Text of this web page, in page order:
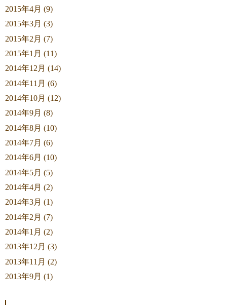
2015年4月 (9)
2015年3月 (3)
2015年2月 (7)
2015年1月 (11)
2014年12月 (14)
2014年11月 (6)
2014年10月 (12)
2014年9月 (8)
2014年8月 (10)
2014年7月 (6)
2014年6月 (10)
2014年5月 (5)
2014年4月 (2)
2014年3月 (1)
2014年2月 (7)
2014年1月 (2)
2013年12月 (3)
2013年11月 (2)
2013年9月 (1)